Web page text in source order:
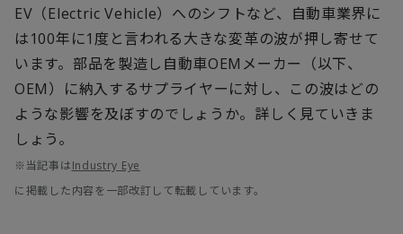
EV（Electric Vehicle）へのシフトなど、自動車業界に
は100年に1度と言われる大きな変革の波が押し寄せて
います。部品を製造し自動車OEMメーカー（以下、
OEM）に納入するサプライヤーに対し、この波はどの
ような影響を及ぼすのでしょうか。詳しく見ていきま
しょう。
※当記事はIndustry Eye
に掲載した内容を一部改訂して転載しています。